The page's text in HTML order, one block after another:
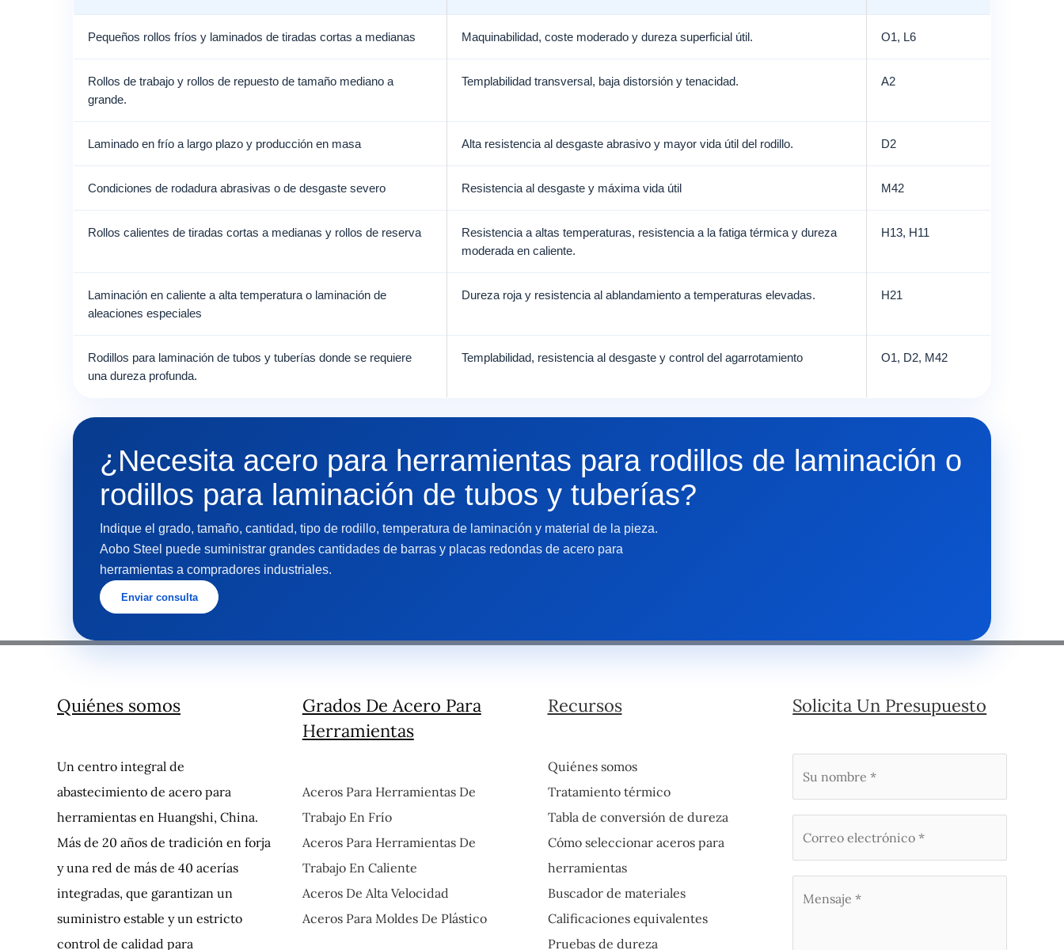
Pequeños rollos fríos y laminados de tiradas cortas a medianas Maquinabilidad, coste moderado y dureza superficial útil. O1, L6
Rollos de trabajo y rollos de repuesto de tamaño mediano a
grande.
Templabilidad transversal, baja distorsión y tenacidad. A2
Laminado en frío a largo plazo y producción en masa Alta resistencia al desgaste abrasivo y mayor vida útil del rodillo. D2
Condiciones de rodadura abrasivas o de desgaste severo Resistencia al desgaste y máxima vida útil M42
Rollos calientes de tiradas cortas a medianas y rollos de reserva
Resistencia a altas temperaturas, resistencia a la fatiga térmica y dureza
moderada en caliente.
H13, H11
Laminación en caliente a alta temperatura o laminación de
aleaciones especiales
Dureza roja y resistencia al ablandamiento a temperaturas elevadas. H21
Rodillos para laminación de tubos y tuberías donde se requiere
una dureza profunda.
Templabilidad, resistencia al desgaste y control del agarrotamiento O1, D2, M42
¿Necesita acero para herramientas para rodillos de laminación o
rodillos para laminación de tubos y tuberías?
Indique el grado, tamaño, cantidad, tipo de rodillo, temperatura de laminación y material de la pieza.
Aobo Steel puede suministrar grandes cantidades de barras y placas redondas de acero para
herramientas a compradores industriales.
Enviar consulta
Quiénes somos
Un centro integral de
abastecimiento de acero para
herramientas en Huangshi, China.
Más de 20 años de tradición en forja
y una red de más de 40 acerías
integradas, que garantizan un
suministro estable y un estricto
control de calidad para
Grados De Acero Para
Herramientas
Aceros Para Herramientas De
Trabajo En Frío
Aceros Para Herramientas De
Trabajo En Caliente
Aceros De Alta Velocidad
Aceros Para Moldes De Plástico
Recursos
Quiénes somos
Tratamiento térmico
Tabla de conversión de dureza
Cómo seleccionar aceros para
herramientas
Buscador de materiales
Calificaciones equivalentes
Pruebas de dureza
Solicita Un Presupuesto